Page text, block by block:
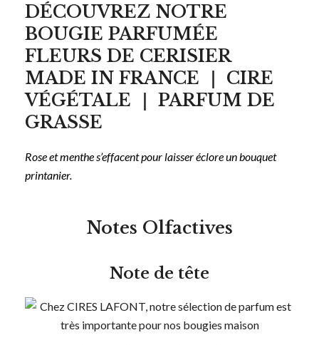
DÉCOUVREZ NOTRE
BOUGIE PARFUMÉE
FLEURS DE CERISIER
MADE IN FRANCE ｜ CIRE
VÉGÉTALE ｜ PARFUM DE
GRASSE
Rose et menthe s’effacent pour laisser éclore un bouquet
printanier.
Notes Olfactives
Note de tête